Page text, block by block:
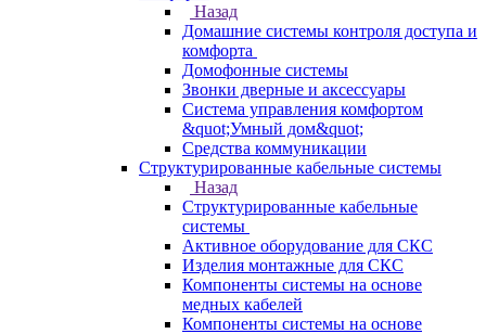
Назад
Домашние системы контроля доступа и
комфорта
Домофонные системы
Звонки дверные и аксессуары
Система управления комфортом
&quot;Умный дом&quot;
Средства коммуникации
Структурированные кабельные системы
Назад
Структурированные кабельные
системы
Активное оборудование для СКС
Изделия монтажные для СКС
Компоненты системы на основе
медных кабелей
Компоненты системы на основе